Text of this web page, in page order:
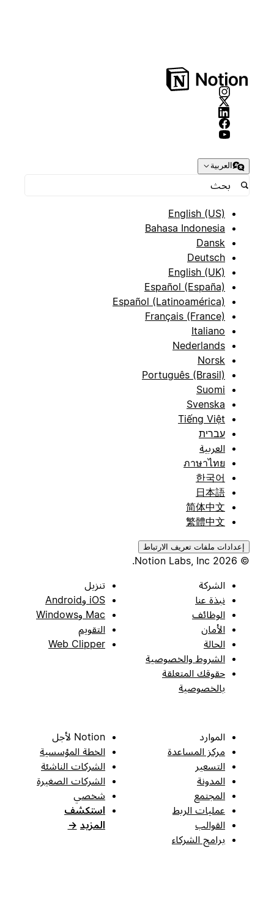
العربية
English (US)
Bahasa Indonesia
Dansk
Deutsch
English (UK)
Español (España)
Español (Latinoamérica)
Français (France)
Italiano
Nederlands
Norsk
Português (Brasil)
Suomi
Svenska
Tiếng Việt
עברית
العربية
ภาษาไทย
한국어
日本語
简体中文
繁體中文
إعدادات ملفات تعريف الارتباط
الشركة
نبذة عنا
الوظائف
الأمان
الحالة
الشروط والخصوصية
حقوقك المتعلقة
بالخصوصية
تنزيل
iOS وAndroid
Mac وWindows
التقويم
Web Clipper
الموارد
مركز المساعدة
التسعير
المدونة
المجتمع
عمليات الربط
القوالب
برامج الشركاء
Notion لأجل
الخطة المؤسسية
الشركات الناشئة
الشركات الصغيرة
شخصي
استكشف
المزيد →